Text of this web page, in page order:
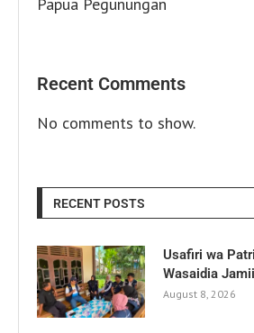
Recent Comments
No comments to show.
RECENT POSTS
Usafiri wa
Wasaidia
August 8, 2026